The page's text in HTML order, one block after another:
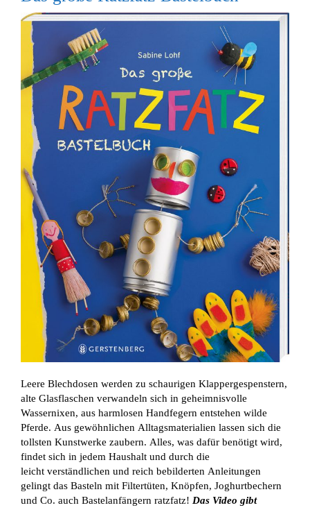
Leere Blechdosen werden zu schaurigen Klappergespenstern,
alte Glasflaschen verwandeln sich in geheimnisvolle
Wassernixen, aus harmlosen Handfegern entstehen wilde
Pferde. Aus gewöhnlichen Alltagsmaterialien lassen sich die
tollsten Kunstwerke zaubern. Alles, was dafür benötigt wird,
findet sich in jedem Haushalt und durch die
leicht verständlichen und reich bebilderten Anleitungen
gelingt das Basteln mit Filtertüten, Knöpfen, Joghurtbechern
und Co. auch Bastelanfängern ratzfatz! Das Video gibt